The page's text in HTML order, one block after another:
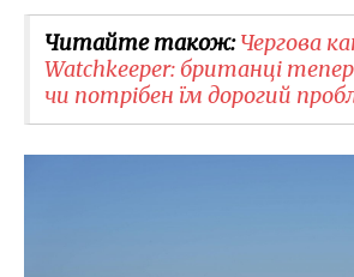
Читайте також:Чергова
Watchkeeper: британці
чи потрібен їм дорогий